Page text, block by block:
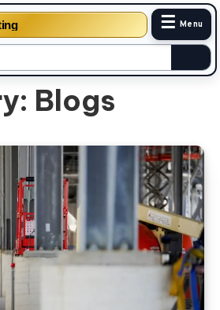
☰ Menu
Blogs